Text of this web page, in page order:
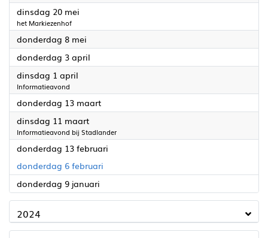
dinsdag 20 mei
het Markiezenhof
donderdag 8 mei
donderdag 3 april
dinsdag 1 april
Informatieavond
donderdag 13 maart2025
dinsdag 11 maart2025
Informatieavond bij Stadlander
donderdag 13 februari
donderdag 6 februari
donderdag 9 januari
2024